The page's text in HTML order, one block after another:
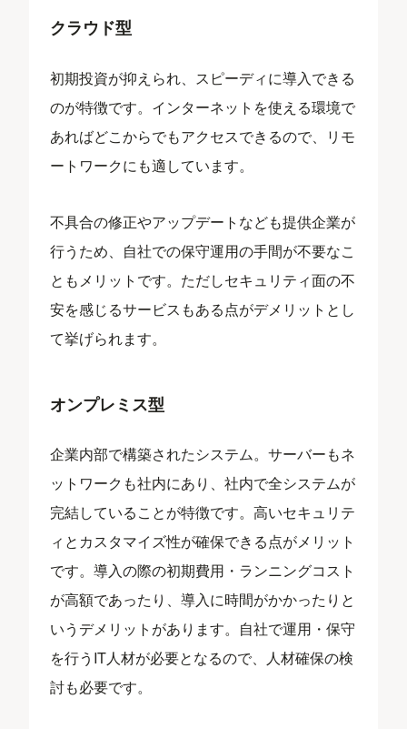
クラウド型
初期投資が抑えられ、スピーディに導入できる
のが特徴です。インターネットを使える環境で
あればどこからでもアクセスできるので、リモ
ートワークにも適しています。
不具合の修正やアップデートなども提供企業が
行うため、自社での保守運用の手間が不要なこ
ともメリットです。ただしセキュリティ面の不
安を感じるサービスもある点がデメリットとし
て挙げられます。
オンプレミス型
企業内部で構築されたシステム。サーバーもネ
ットワークも社内にあり、社内で全システムが
完結していることが特徴です。高いセキュリテ
ィとカスタマイズ性が確保できる点がメリット
です。導入の際の初期費用・ランニングコスト
が高額であったり、導入に時間がかかったりと
いうデメリットがあります。自社で運用・保守
を行うIT人材が必要となるので、人材確保の検
討も必要です。